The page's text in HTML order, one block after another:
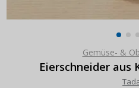
Gemüse- &
Eierschneider aus